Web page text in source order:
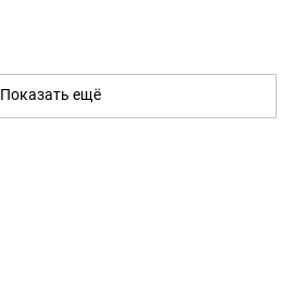
Показать ещё